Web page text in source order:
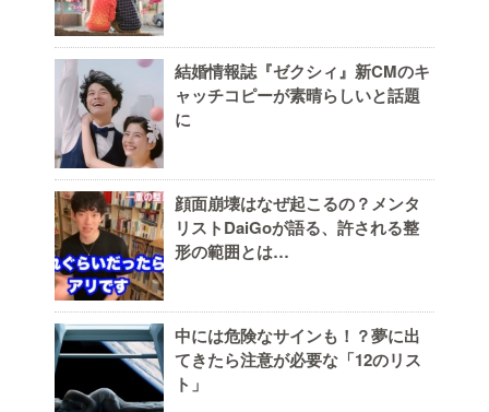
結婚情報誌『ゼクシィ』新CMのキ
ャッチコピーが素晴らしいと話題
に
顔面崩壊はなぜ起こるの？メンタ
リストDaiGoが語る、許される整
形の範囲とは…
中には危険なサインも！？夢に出
てきたら注意が必要な「12のリス
ト」